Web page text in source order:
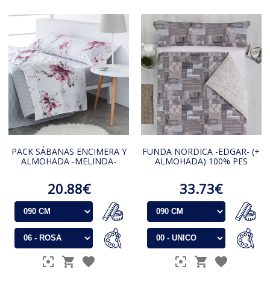
PACK SÁBANAS ENCIMERA Y
ALMOHADA -MELINDA-
20.88€
FUNDA NORDICA -EDGAR- (+
ALMOHADA) 100% PES
33.73€